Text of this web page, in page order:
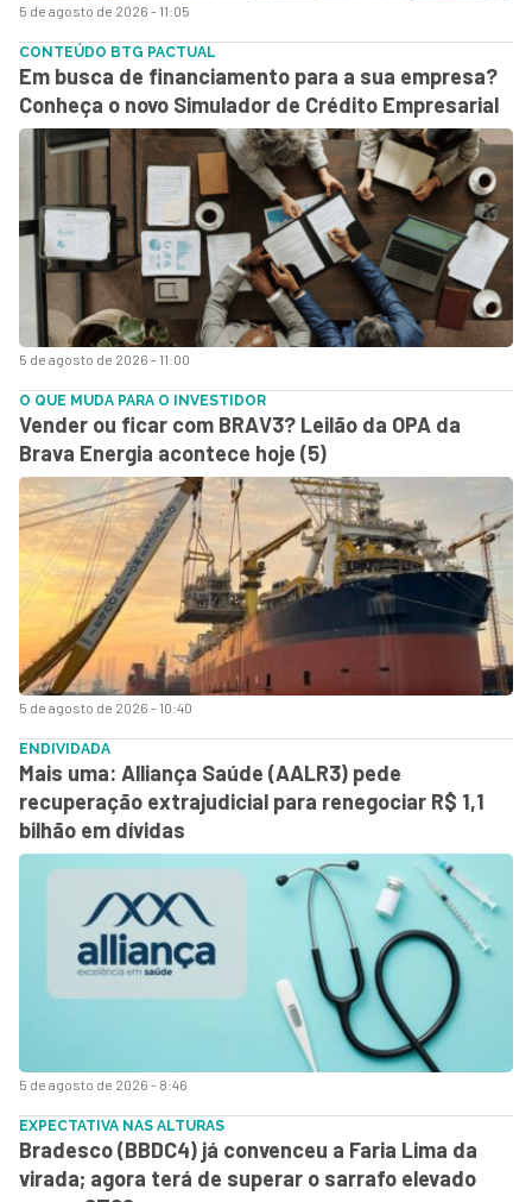
5 de agosto de 2026 - 11:05
5 de agosto de 2026 - 11:00
CONTEÚDO BTG PACTUAL
Em busca de financiamento para a sua empresa?
Conheça o novo Simulador de Crédito Empresarial
5 de agosto de 2026 - 10:40
O QUE MUDA PARA O INVESTIDOR
Vender ou ficar com BRAV3? Leilão da OPA da
Brava Energia acontece hoje (5)
5 de agosto de 2026 - 8:46
ENDIVIDADA
Mais uma: Alliança Saúde (AALR3) pede
recuperação extrajudicial para renegociar R$ 1,1
bilhão em dívidas
EXPECTATIVA NAS ALTURAS
Bradesco (BBDC4) já convenceu a Faria Lima da
virada; agora terá de superar o sarrafo elevado